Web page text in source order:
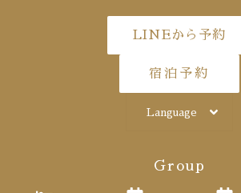
LINEから予約
宿泊予約
Language
Group